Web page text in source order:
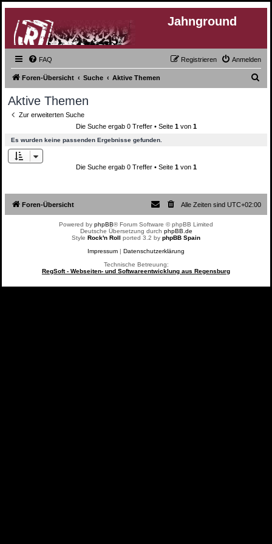
Jahnground
FAQ Anmelden
Registrieren
Foren-Übersicht Suche Aktive Themen
Aktive Themen
Zur erweiterten Suche
Die Suche ergab 0 Treffer • Seite 1von 1
Es wurden keine passenden Ergebnisse gefunden.
Die Suche ergab 0 Treffer • Seite 1von 1
Foren-Übersicht Alle Zeiten sind UTC+02:00
Powered by phpBB® Forum Software © phpBB Limited
Deutsche Übersetzung durch phpBB.de
Style Rock'n Roll ported 3.2 by phpBB Spain
Impressum | Datenschutzerklärung
Technische Betreuung:
RegSoft - Webseiten- und Softwareentwicklung aus Regensburg